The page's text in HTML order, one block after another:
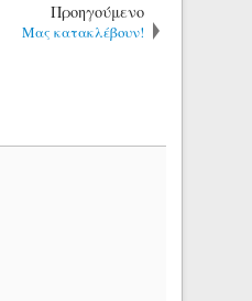
Προηγούμενο
Μας κατακλέβουν!